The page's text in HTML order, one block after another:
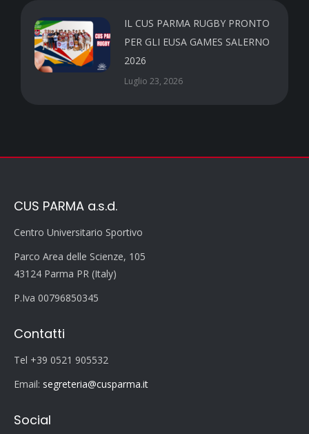
IL CUS PARMA RUGBY PRONTO
PER GLI EUSA GAMES SALERNO
2026
Luglio 23, 2026
CUS PARMA a.s.d.
Centro Universitario Sportivo
Parco Area delle Scienze, 105
43124 Parma PR (Italy)
P.Iva 00796850345
Contatti
Tel +39 0521 905532
Email: segreteria@cusparma.it
Social